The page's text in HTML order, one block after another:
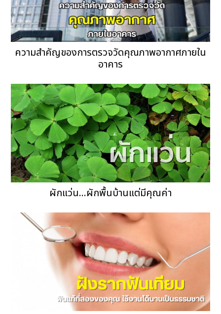
ความสำคัญของการตรวจวัดคุณภาพอากาศภายใน
อาคาร
ผักแว่น...ผักพื้นบ้านแต่มีคุณค่า